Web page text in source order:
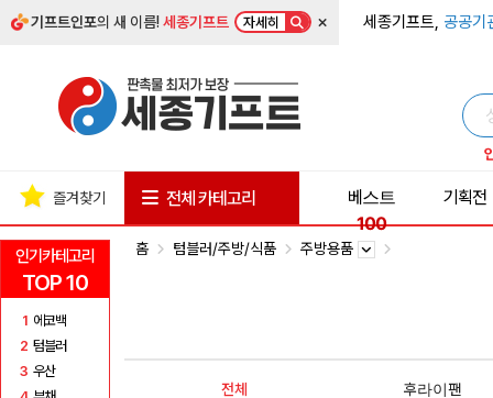
기프트인포의 새 이름!세종기프트 자세히 × 세종기프트, 공공기
인기카테고리
TOP 10
1 에코백
2 텀블러
3 우산
즐겨찾기 전체 카테고리
베스트
100
기획전
홈 텀블러/주방/식품 주방용품
전체
후라이팬